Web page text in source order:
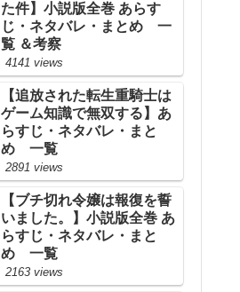
た件】小説版全巻 あらす
じ・ネタバレ・まとめ 一
覧 ＆考察
4141 views
【追放された転生重騎士は
ゲーム知識で無双する】あ
らすじ・ネタバレ・まと
め 一覧
2891 views
【ブチ切れ令嬢は報復を誓
いました。】小説版全巻 あ
らすじ・ネタバレ・まと
め 一覧
2163 views